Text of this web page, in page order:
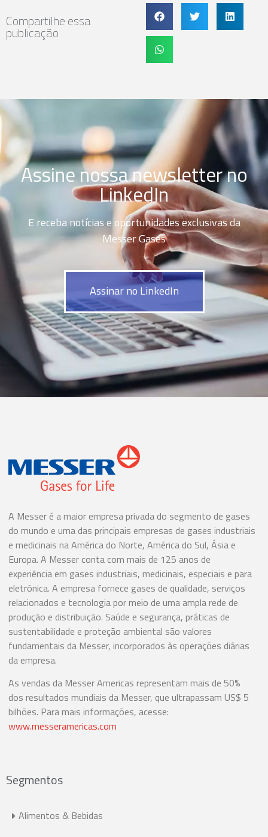
Compartilhe essa
publicação
Assine nossa newsletter no
LinkedIn
E receba notícias e oportunidades exclusivas da
Messer Gases
Assinar no LinkedIn
A Messer é a maior empresa privada do segmento de gases
do mundo e uma das principais empresas de gases industriais
e medicinais na América do Norte, América do Sul, Ásia e
Europa. A Messer conta com mais de 125 anos de
experiência em gases industriais, medicinais, especiais e para
eletrônica. A empresa fornece gases de qualidade, serviços
relacionados e tecnologia por meio de uma ampla rede de
produção e distribuição. Saúde e segurança, práticas de
sustentabilidade e proteção ambiental são valores
fundamentais da Messer, incorporados às operações diárias
da empresa.
As vendas da Messer Americas representam mais de 50%
dos resultados mundiais da Messer, que ultrapassam US$ 5
bilhões. Para mais informações, acesse:
www.messeramericas.com
Segmentos
Alimentos & Bebidas